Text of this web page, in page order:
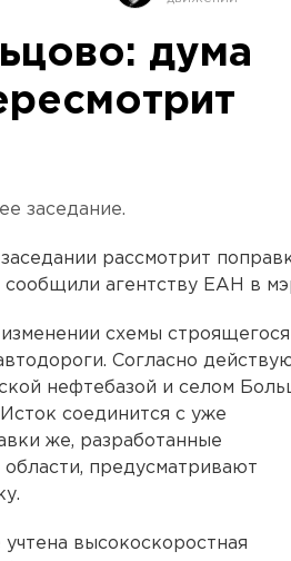
дума
заседание.
рассмотрит
сообщили агентству ЕАН в
схемы строящегося
Согласно
нефтебазой и селом
соединится с уже
же, разработанные
предусматривают
высокоскоростная